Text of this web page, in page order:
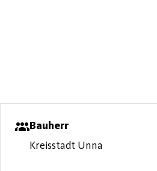
Bauherr
Kreisstadt Unna